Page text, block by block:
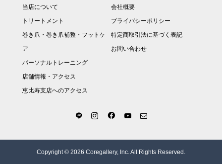
当店について
トリートメント
巻き爪・巻き爪補整・フットケ
ア
パーソナルトレーニング
店舗情報・アクセス
恵比寿支店へのアクセス
会社概要
プライバシーポリシー
特定商取引法に基づく表記
お問い合わせ
Copyright © 2026 Coregallery, Inc. All Rights Reserved.